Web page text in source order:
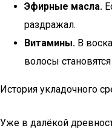
Эфирные масла.
раздражал.
Витамины. В
волосы
История укладочного
Уже в далёкой